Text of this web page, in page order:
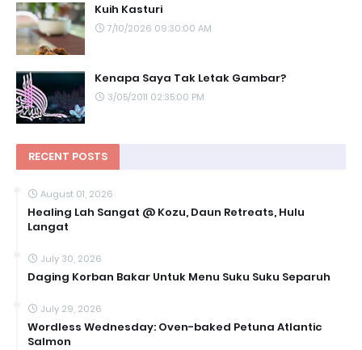
Kuih Kasturi
7/10/2026 09:30:00 AM
Kenapa Saya Tak Letak Gambar?
3/05/2011 02:35:00 PM
RECENT POSTS
August 01, 2026
Healing Lah Sangat @ Kozu, Daun Retreats, Hulu
Langat
July 30, 2026
Daging Korban Bakar Untuk Menu Suku Suku Separuh
July 29, 2026
Wordless Wednesday: Oven-baked Petuna Atlantic
Salmon